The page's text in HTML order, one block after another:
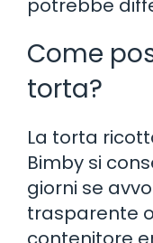
potrebbe
Come
torta?
La torta
Bimby si
giorni se
trasparente